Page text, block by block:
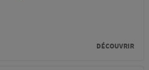
DÉCOUVRIR